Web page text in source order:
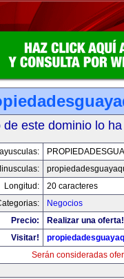
de este dominio lo
Longitud:
20 caracteres
Negocios
Precio:
Realizar una oferta!
Visitar!
Serán consideradas